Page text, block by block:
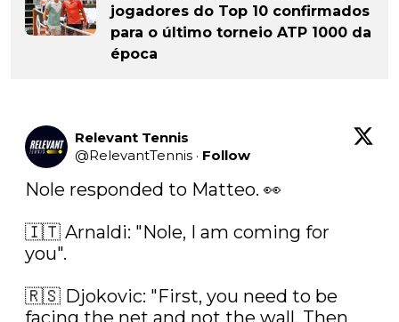
jogadores do Top 10 confirmados
para o último torneio ATP 1000 da
época
Relevant Tennis
@RelevantTennis · Follow
Nole responded to Matteo. 👀
🇮🇹 Arnaldi: "Nole, I am coming for
you".
🇷🇸 Djokovic: "First, you need to be
facing the net and not the wall. Then